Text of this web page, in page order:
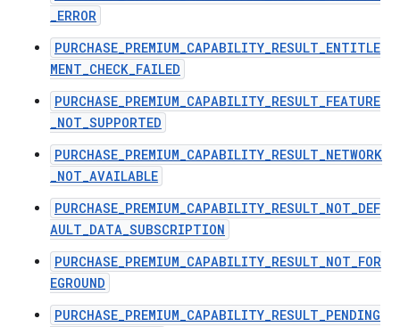
_ERROR
PURCHASE_PREMIUM_CAPABILITY_RESULT_ENTITLE
MENT_CHECK_FAILED
PURCHASE_PREMIUM_CAPABILITY_RESULT_FEATURE
_NOT_SUPPORTED
PURCHASE_PREMIUM_CAPABILITY_RESULT_NETWORK
_NOT_AVAILABLE
PURCHASE_PREMIUM_CAPABILITY_RESULT_NOT_DEF
AULT_DATA_SUBSCRIPTION
PURCHASE_PREMIUM_CAPABILITY_RESULT_NOT_FOR
EGROUND
PURCHASE_PREMIUM_CAPABILITY_RESULT_PENDING